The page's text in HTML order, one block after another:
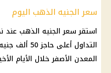
سعر الجنيه الذهب اليوم
التداول
المعدن الأصفر خلال الأيام